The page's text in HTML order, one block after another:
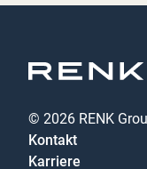
© 2026 RENK
Kontakt
Karriere